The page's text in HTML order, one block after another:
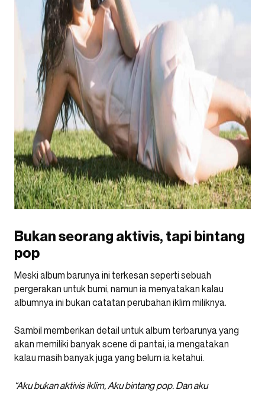
Bukan seorang aktivis, tapi bintang
pop
Meski album barunya ini terkesan seperti sebuah
pergerakan untuk bumi, namun ia menyatakan kalau
albumnya ini bukan catatan perubahan iklim miliknya.
Sambil memberikan detail untuk album terbarunya yang
akan memiliki banyak scene di pantai, ia mengatakan
kalau masih banyak juga yang belum ia ketahui.
“Aku bukan aktivis iklim, Aku bintang pop. Dan aku